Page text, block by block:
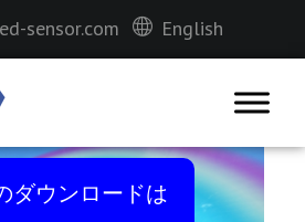
sensor.com English
ダウンロードは